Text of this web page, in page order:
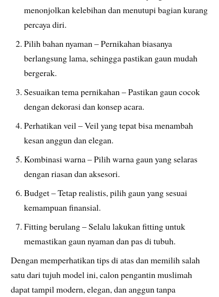
menonjolkan kelebihan dan menutupi bagian kurang
percaya diri.
Pilih bahan nyaman – Pernikahan biasanya
berlangsung lama, sehingga pastikan gaun mudah
bergerak.
Sesuaikan tema pernikahan – Pastikan gaun cocok
dengan dekorasi dan konsep acara.
Perhatikan veil – Veil yang tepat bisa menambah
kesan anggun dan elegan.
Kombinasi warna – Pilih warna gaun yang selaras
dengan riasan dan aksesori.
Budget – Tetap realistis, pilih gaun yang sesuai
kemampuan finansial.
Fitting berulang – Selalu lakukan fitting untuk
memastikan gaun nyaman dan pas di tubuh.
Dengan memperhatikan tips di atas dan memilih salah
satu dari tujuh model ini, calon pengantin muslimah
dapat tampil modern, elegan, dan anggun tanpa